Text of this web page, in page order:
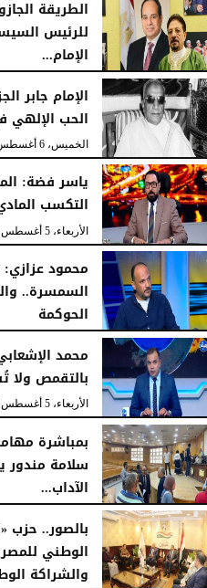
الطريقة
للرئيس
الإمام...
الخميس، 6 أغسطس 2026
الإمام جابر
الحب
الخميس، 6 أغسطس 2026
ياسر فضة:
التكسب
الأربعاء، 5 أغسطس 2026
محمود
السمسرة..
الحوكمة
الأربعاء، 5 أغسطس 2026
محمد
بالتقمص ولا
الأربعاء، 5 أغسطس 2026
بمباشرة
سلامة مندور
الآداب...
الأربعاء، 5 أغسطس 2026
بالصور.. حزب
الوطني
والشراكة